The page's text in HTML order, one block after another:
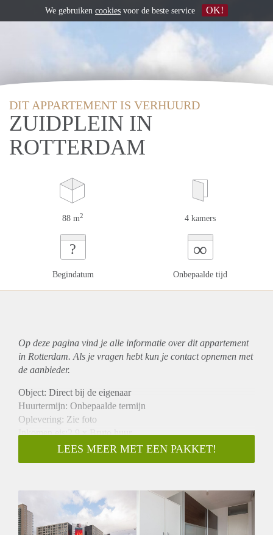
DIT APPARTEMENT IS VERHUURD
ZUIDPLEIN IN
ROTTERDAM
88 m2 4 kamers
?
Begindatum
∞
Onbepaalde tijd
Op deze pagina vind je alle informatie over ditappartement
in Rotterdam. Als je vragen hebt kun je contact opnemen met
de aanbieder.
Object: Direct bij de eigenaar
Huurtermijn: Onbepaalde termijn
Oplevering: Zie foto
Inkomen eis:2,9 x Bruto huur
Garantiestelling mogelijk: Ja
Borg: 1 Maand
Huisdieren toegestaan: Afhankelijk van de Eigenaar
Huurtoeslag grens: Nee
Geschikt voor studenten: Afhankelijk van de Eigenaar
LEES MEER MET EEN PAKKET!
We gebruiken cookies voor de beste service OK!